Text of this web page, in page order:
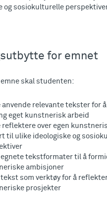
og sosiokulturelle
for emnet
skal studenten:
anvende relevante tekster for
eget kunstnerisk arbeid
reflektere over egen
til ulike ideologiske og
tekstformater til å
ambisjoner
som verktøy for å
prosjekter